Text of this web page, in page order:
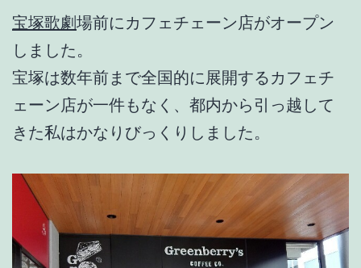
宝塚歌劇場前にカフェチェーン店がオープン
しました。
宝塚は数年前まで全国的に展開するカフェチ
ェーン店が一件もなく、都内から引っ越して
きた私はかなりびっくりしました。